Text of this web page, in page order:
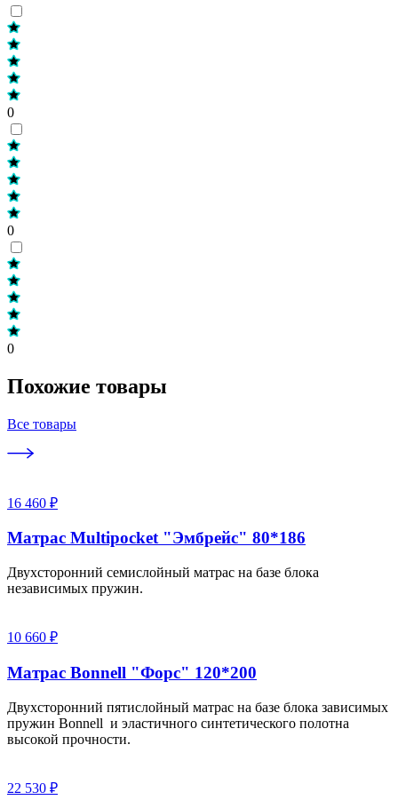
0
0
0
Похожие товары
Все товары
16 460 ₽
Матрас Multipocket "Эмбрейс" 80*186
Двухсторонний семислойный матрас на базе блока
независимых пружин.
10 660 ₽
Матрас Bonnell "Форс" 120*200
Двухсторонний пятислойный матрас на базе блока зависимых
пружин Bonnell и эластичного синтетического полотна
высокой прочности.
22 530 ₽